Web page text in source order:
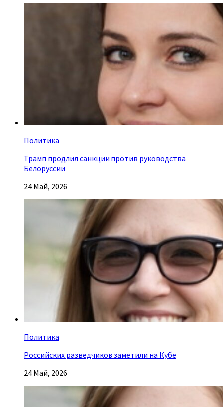
Политика
Трамп продлил санкции против руководства
Белоруссии
24 Май, 2026
Политика
Российских разведчиков заметили на Кубе
24 Май, 2026